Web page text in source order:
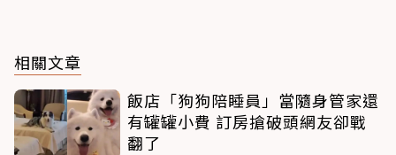
相關文章
飯店「狗狗陪睡員」當隨身管家還
有罐罐小費 訂房搶破頭網友卻戰
翻了